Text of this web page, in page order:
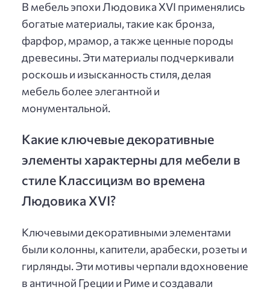
В мебель эпохи Людовика XVI применялись
богатые материалы, такие как бронза,
фарфор, мрамор, а также ценные породы
древесины. Эти материалы подчеркивали
роскошь и изысканность стиля, делая
мебель более элегантной и
монументальной.
Какие ключевые декоративные
элементы характерны для мебели в
стиле Классицизм во времена
Людовика XVI?
Ключевыми декоративными элементами
были колонны, капители, арабески, розеты и
гирлянды. Эти мотивы черпали вдохновение
в античной Греции и Риме и создавали